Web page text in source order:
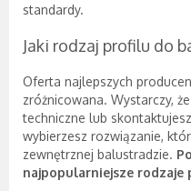
standardy.
Jaki rodzaj profilu do
Oferta najlepszych
zróżnicowana. Wystarczy,
techniczne lub
wybierzesz rozwiązanie,
zewnętrznej balustradzie.
najpopularniejsze rodzaje